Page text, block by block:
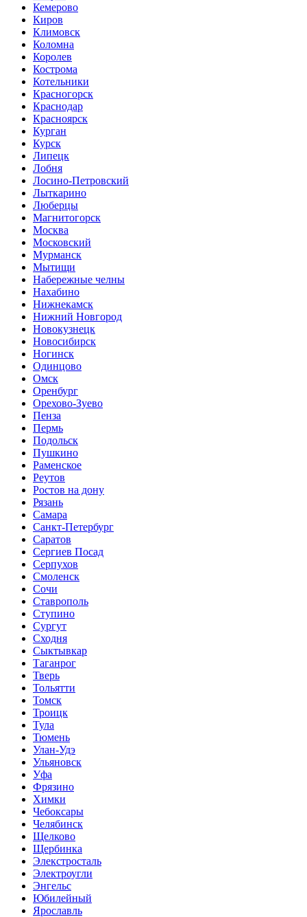
Кемерово
Киров
Климовск
Коломна
Королев
Кострома
Котельники
Красногорск
Краснодар
Красноярск
Курган
Курск
Липецк
Лобня
Лосино-Петровский
Лыткарино
Люберцы
Магнитогорск
Москва
Московский
Мурманск
Мытищи
Набережные челны
Нахабино
Нижнекамск
Нижний Новгород
Новокузнецк
Новосибирск
Ногинск
Одинцово
Омск
Оренбург
Орехово-Зуево
Пенза
Пермь
Подольск
Пушкино
Раменское
Реутов
Ростов на дону
Рязань
Самара
Санкт-Петербург
Саратов
Сергиев Посад
Серпухов
Смоленск
Сочи
Ставрополь
Ступино
Сургут
Сходня
Сыктывкар
Таганрог
Тверь
Тольятти
Томск
Троицк
Тула
Тюмень
Улан-Удэ
Ульяновск
Уфа
Фрязино
Химки
Чебоксары
Челябинск
Щелково
Щербинка
Элекстросталь
Электроугли
Энгельс
Юбилейный
Ярославль